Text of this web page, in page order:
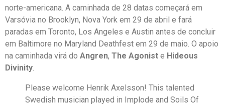
norte-americana. A caminhada de 28 datas começará em
Varsóvia no Brooklyn, Nova York em 29 de abril e fará
paradas em Toronto, Los Angeles e Austin antes de concluir
em Baltimore no Maryland Deathfest em 29 de maio. O apoio
na caminhada virá do Angren, The Agonist e Hideous
Divinity
Please welcome Henrik Axelsson! This talented
Swedish musician played in Implode and Soils Of